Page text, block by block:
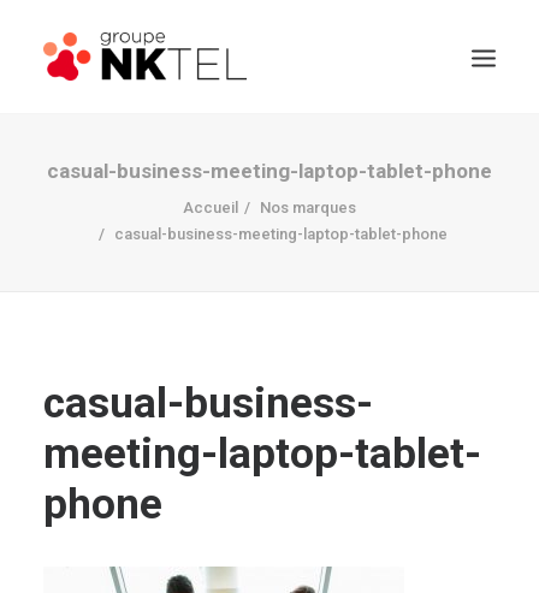
NOUS CONTACTER
casual-business-meeting-laptop-tablet-phone
Accueil
Nos marques
casual-business-meeting-laptop-tablet-phone
casual-business-
meeting-laptop-tablet-
phone